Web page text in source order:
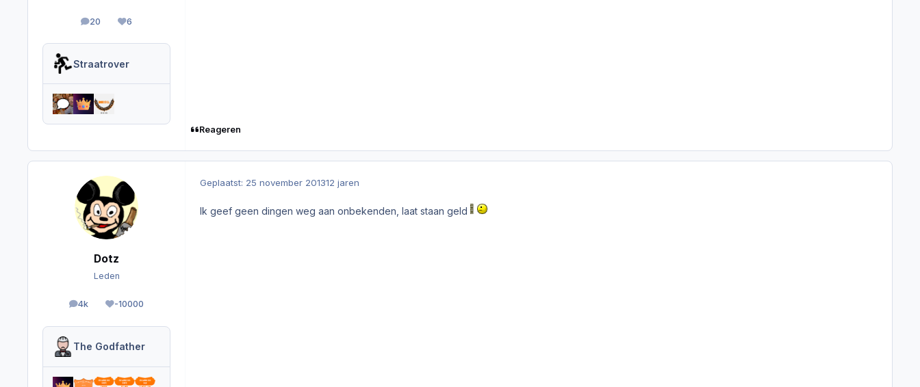
20
berichten6
Reputation
Straatrover
Reageren
Dotz
Leden
4k
berichten-10000
Reputation
The Godfather
Geplaatst: 25 november 201312 jaren
Ik geef geen dingen weg aan onbekenden, laat staan geld